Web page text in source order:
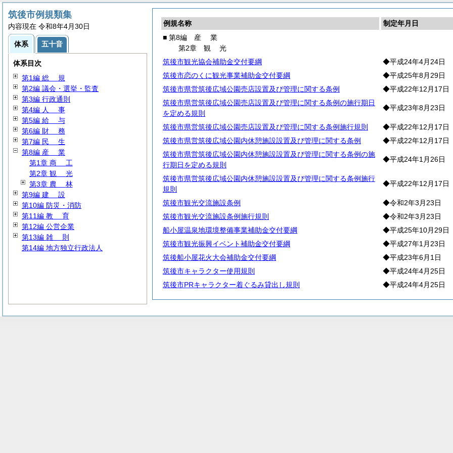
例規名称
制定年月日
■ 第8編 産 業
第2章 観光
筑後市観光協会補助金交付要綱
◆平成24年4月24日
筑後市恋のくに観光事業補助金交付要綱
◆平成25年8月29日
筑後市県営筑後広域公園売店設置及び管理に関する条例
◆平成22年12月17日
筑後市県営筑後広域公園売店設置及び管理に関する条例の施行期日
を定める規則
◆平成23年8月23日
筑後市県営筑後広域公園売店設置及び管理に関する条例施行規則
◆平成22年12月17日
筑後市県営筑後広域公園内休憩施設設置及び管理に関する条例
◆平成22年12月17日
筑後市県営筑後広域公園内休憩施設設置及び管理に関する条例の施
行期日を定める規則
◆平成24年1月26日
筑後市県営筑後広域公園内休憩施設設置及び管理に関する条例施行
規則
◆平成22年12月17日
筑後市観光交流施設条例
◆令和2年3月23日
筑後市観光交流施設条例施行規則
◆令和2年3月23日
船小屋温泉地環境整備事業補助金交付要綱
◆平成25年10月29日
筑後市観光振興イベント補助金交付要綱
◆平成27年1月23日
筑後船小屋花火大会補助金交付要綱
◆平成23年6月1日
筑後市キャラクター使用規則
◆平成24年4月25日
筑後市PRキャラクター着ぐるみ貸出し規則
◆平成24年4月25日
筑後市例規類集
内容現在 令和8年4月30日
体系 五十音
体系目次
第1編 総 規
第2編 議会・選挙・監査
第3編 行政通則
第4編 人 事
第5編 給 与
第6編 財 務
第7編 民 生
第8編 産 業
第1章 商 工
第2章 観 光
第3章 農 林
第9編 建 設
第10編 防災・消防
第11編 教 育
第12編 公営企業
第13編 雑 則
第14編 地方独立行政法人